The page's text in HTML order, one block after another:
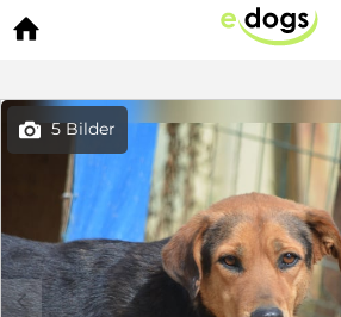

 5 Bilder
c